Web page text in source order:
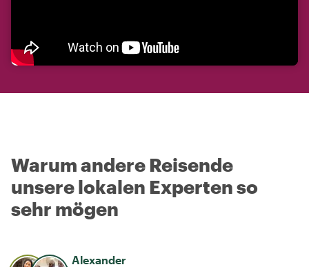
Warum andere Reisende
unsere lokalen Experten so
sehr mögen
Alexander